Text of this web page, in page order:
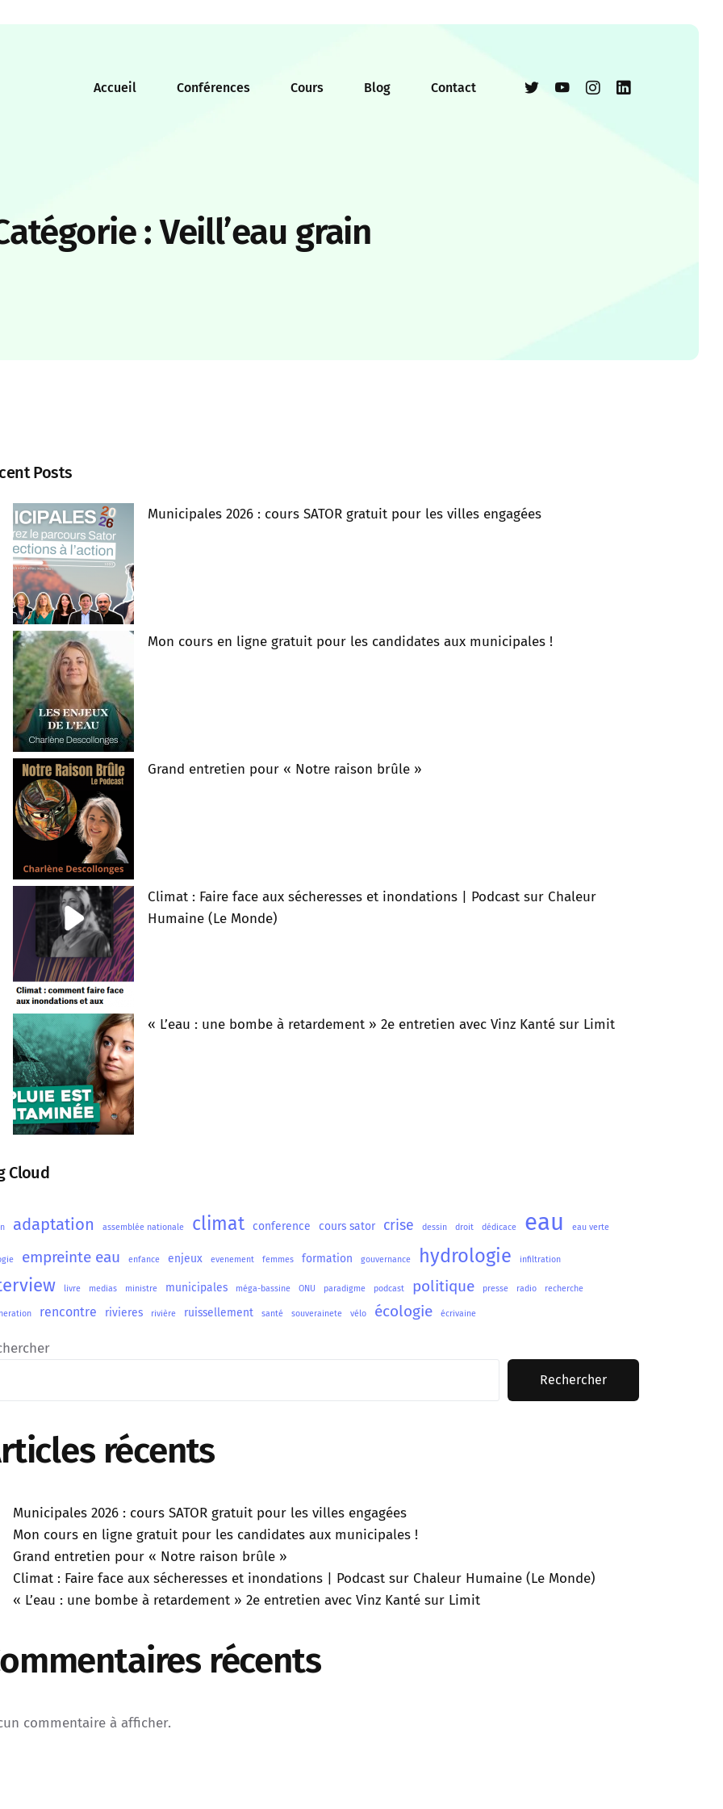
Accueil Conférences Cours Blog Contact
:Veill’eau grain
Posts
Municipales 2026 : cours SATOR gratuit pour les villes engagées
Mon cours en ligne gratuit pour les candidates aux municipales !
Grand entretien pour « Notre raison brûle »
Climat : Faire face aux sécheresses et inondations | Podcast sur Chaleur
Humaine (Le Monde)
« L’eau : une bombe à retardement » 2e entretien avec Vinz Kanté sur Limit
Cloud
adaptation assemblée nationale climat conference cours sator crise dessin droit dédicace eau eau verte
empreinte eau enfance enjeux evenement femmes formation gouvernance hydrologie infiltration
livre medias ministre municipales méga-bassine ONU paradigme podcast politique presse radio recherche
rencontre rivieres rivière ruissellement santé souverainete vélo écologie écrivaine
Rechercher
récents
Municipales 2026 : cours SATOR gratuit pour les villes engagées
Mon cours en ligne gratuit pour les candidates aux municipales !
Grand entretien pour « Notre raison brûle »
Climat : Faire face aux sécheresses et inondations | Podcast sur Chaleur Humaine (Le Monde)
« L’eau : une bombe à retardement » 2e entretien avec Vinz Kanté sur Limit
récents
commentaire à afficher.